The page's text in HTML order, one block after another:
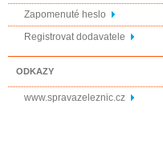
Zapomenuté heslo
Registrovat dodavatele
ODKAZY
www.spravazeleznic.cz